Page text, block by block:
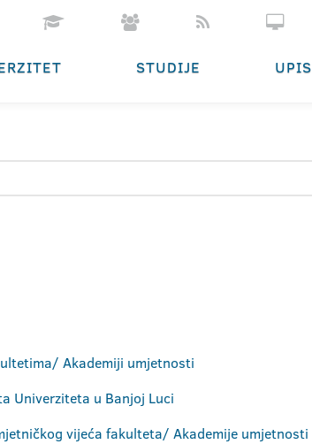
STUDIJE UPIS
Akademiji umjetnosti
Univerziteta u Banjoj Luci
vijeća fakulteta/ Akademije umjetnosti